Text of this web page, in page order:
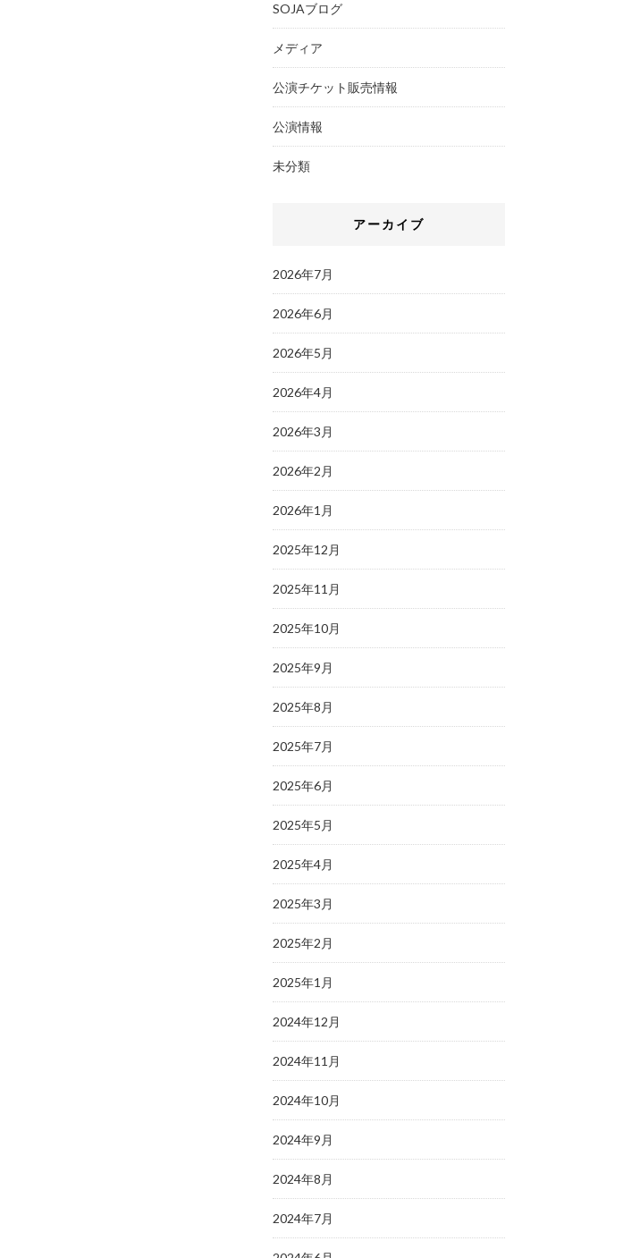
SOJAブログ
メディア
公演チケット販売情報
公演情報
未分類
アーカイブ
2026年7月
2026年6月
2026年5月
2026年4月
2026年3月
2026年2月
2026年1月
2025年12月
2025年11月
2025年10月
2025年9月
2025年8月
2025年7月
2025年6月
2025年5月
2025年4月
2025年3月
2025年2月
2025年1月
2024年12月
2024年11月
2024年10月
2024年9月
2024年8月
2024年7月